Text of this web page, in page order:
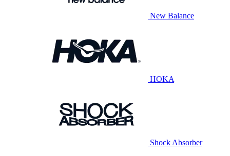
New Balance
HOKA
Shock Absorber